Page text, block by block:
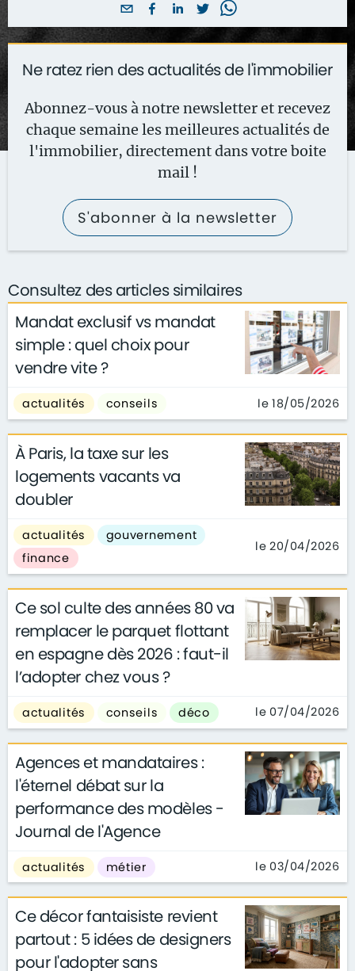
Ne ratez rien des actualités de l'immobilier
Abonnez-vous à notre newsletter et recevez
chaque semaine les meilleures actualités de
l'immobilier, directement dans votre boite
mail !
S'abonner à la newsletter
Consultez des articles similaires
Mandat exclusif vs mandat
simple : quel choix pour
vendre vite ?
actualités conseils le 18/05/2026
À Paris, la taxe sur les
logements vacants va
doubler
actualités
gouvernement
finance
le 20/04/2026
Ce sol culte des années 80 va
remplacer le parquet flottant
en espagne dès 2026 : faut-il
l’adopter chez vous ?
actualités conseils déco le 07/04/2026
Agences et mandataires :
l'éternel débat sur la
performance des modèles -
Journal de l'Agence
actualités métier le 03/04/2026
Ce décor fantaisiste revient
partout : 5 idées de designers
pour l'adopter sans